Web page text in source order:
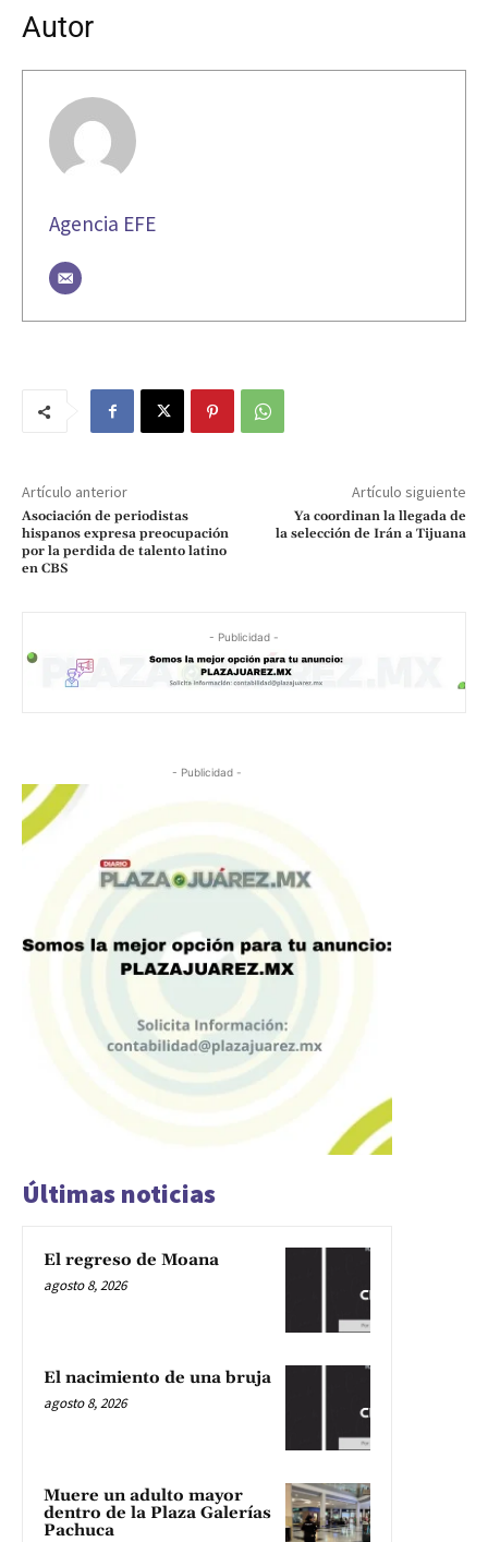
Autor
Agencia EFE
Artículo anterior
Asociación de periodistas
hispanos expresa preocupación
por la perdida de talento latino
en CBS
Artículo siguiente
Ya coordinan la llegada de
la selección de Irán a Tijuana
- Publicidad -
- Publicidad -
Últimas noticias
El regreso de Moana
agosto 8, 2026
El nacimiento de una bruja
agosto 8, 2026
Muere un adulto mayor
dentro de la Plaza Galerías
Pachuca